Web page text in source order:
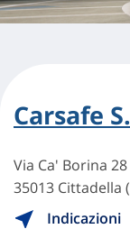
Carsafe
Via Ca' Borina 28
35013 Cittadella
Indicazioni